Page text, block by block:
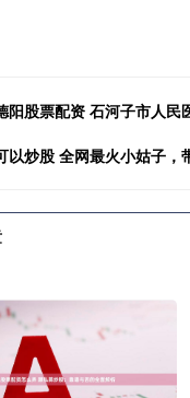
阳股票配资 石河子市人民
以炒股 全网最火小姑子，